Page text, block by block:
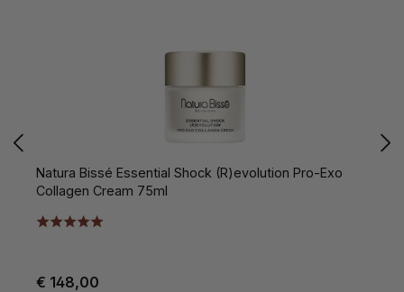
Natura Bissé Essential Shock (R)evolution Pro-Exo
Collagen Cream 75ml
€ 148,00